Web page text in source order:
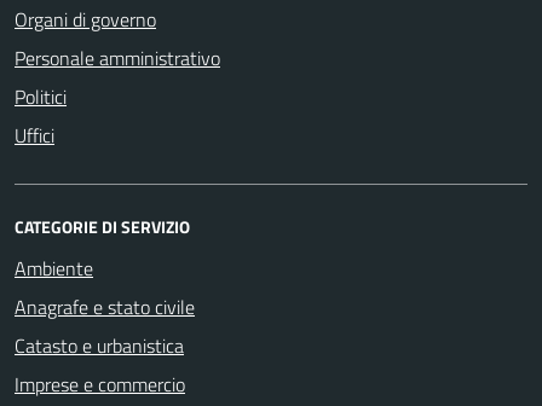
Organi di governo
Personale amministrativo
Politici
Uffici
CATEGORIE DI SERVIZIO
Ambiente
Anagrafe e stato civile
Catasto e urbanistica
Imprese e commercio